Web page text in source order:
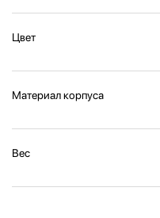
Цвет
Материал корпуса
Вес